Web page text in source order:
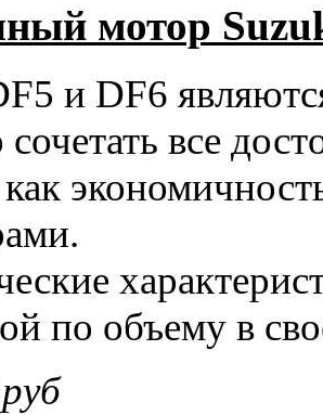
мотор
и DF6
все
как
по объему в
руб